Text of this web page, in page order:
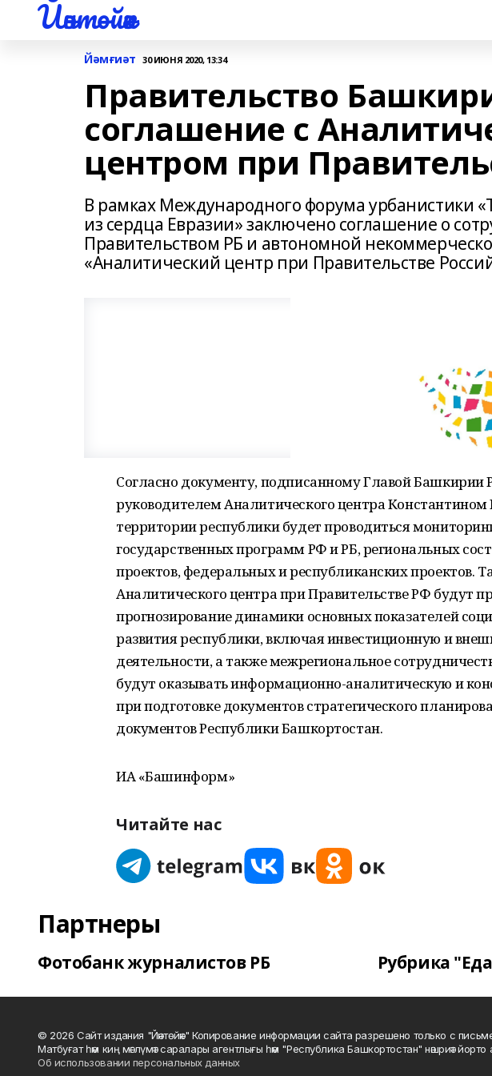
Йәнтөйәк
Йәмғиәт 30 ИЮНЯ 2020, 13:34
Правительство
соглашение с
центром при
В рамках Международного форума урбанистики
из сердца Евразии» заключено соглашение о
Правительством РБ и автономной
«Аналитический центр при Правительстве
Согласно документу, подписанному Главой
руководителем Аналитического центра
территории республики будет проводиться
государственных программ РФ и РБ, региональных
проектов, федеральных и республиканских проектов.
Аналитического центра при Правительстве РФ будут
прогнозирование динамики основных показателей
развития республики, включая инвестиционную и
деятельности, а также межрегиональное
будут оказывать информационно-аналитическую и
при подготовке документов стратегического
документов Республики Башкортостан.
ИА «Башинформ»
Читайте нас
Партнеры
Фотобанк журналистов РБ Рубрика
© 2026 Сайт издания "Йәнтөйәк" Копирование информации сайта разрешено только с
Матбуғат һәм киң мәғлүмәт саралары агентлығы һәм "Республика Башкортостан" нәшриәт йорто
Об использовании персональных данных